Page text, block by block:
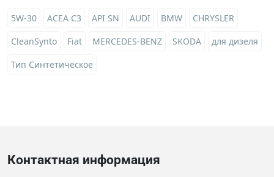
5W-30 ACEA C3 API SN AUDI BMW
CHRYSLER
CleanSynto
Fiat MERCEDES-BENZ SKODA
для дизеля
Тип Синтетическое
Контактная информация